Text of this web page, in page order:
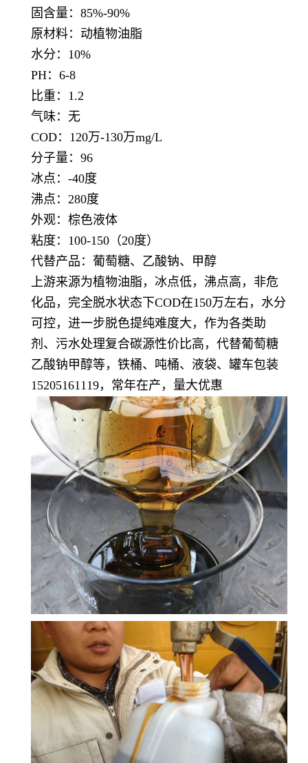
固含量：85%-90%
原材料：动植物油脂
水分：10%
PH：6-8
比重：1.2
气味：无
COD：120万-130万mg/L
分子量：96
冰点：-40度
沸点：280度
外观：棕色液体
粘度：100-150（20度）
代替产品：葡萄糖、乙酸钠、甲醇
上游来源为植物油脂，冰点低，沸点高，非危
化品，完全脱水状态下COD在150万左右，水分
可控，进一步脱色提纯难度大，作为各类助
剂、污水处理复合碳源性价比高，代替葡萄糖
乙酸钠甲醇等，铁桶、吨桶、液袋、罐车包装
15205161119，常年在产，量大优惠